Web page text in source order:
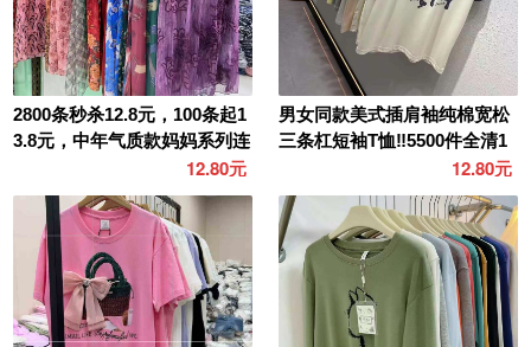
2800条秒杀12.8元，100条起1
3.8元，中年气质款妈妈系列连
12.80元
男女同款美式插肩袖纯棉宽松
三条杠短袖T恤‼️5500件全清1
12.80元